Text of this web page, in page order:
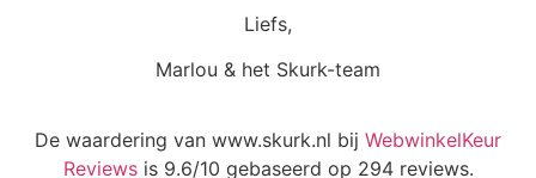
Liefs,
Marlou & het Skurk-team
De waardering van www.skurk.nl bij WebwinkelKeur
Reviewsis 9.6/10 gebaseerd op 294 reviews.